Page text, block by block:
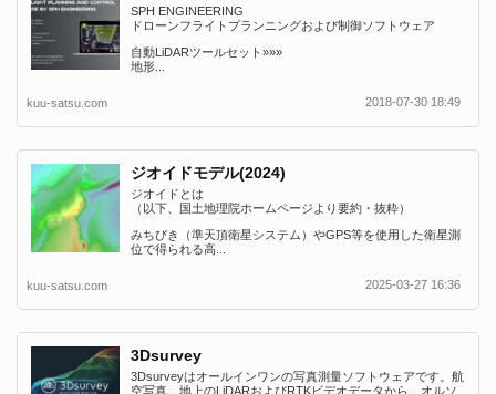
SPH ENGINEERING
ドローンフライトプランニングおよび制御ソフトウェア
自動LiDARツールセット»»»
地形...
kuu-satsu.com 2018-07-30 18:49
ジオイドモデル(2024)
ジオイドとは
（以下、国土地理院ホームページより要約・抜粋）
みちびき（準天頂衛星システム）やGPS等を使用した衛星測
位で得られる高...
kuu-satsu.com 2025-03-27 16:36
3Dsurvey
3Dsurveyはオールインワンの写真測量ソフトウェアです。航
空写真、地上のLiDARおよびRTKビデオデータから、オルソ